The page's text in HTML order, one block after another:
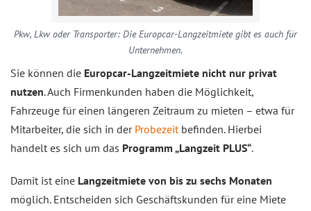
Pkw, Lkw oder Transporter: Die Europcar-Langzeitmiete gibt es auch für
Unternehmen.
Sie können die Europcar-Langzeitmiete nicht nur privat
nutzen. Auch Firmenkunden haben die Möglichkeit,
Fahrzeuge für einen längeren Zeitraum zu mieten – etwa für
Mitarbeiter, die sich in der Probezeitbefinden. Hierbei
handelt es sich um das Programm „Langzeit PLUS“.
Damit ist eine Langzeitmiete von bis zu sechs Monaten
möglich. Entscheiden sich Geschäftskunden für eine Miete